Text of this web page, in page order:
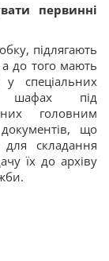
первинні
підлягають
до того мають
у спеціальних
шафах під
головним
що
складання
їх до архіву